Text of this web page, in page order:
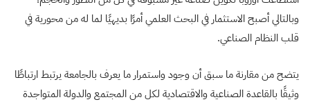
وبالتالي أصبح الاستثمار في البحث العلمي أمرًا بديهيًا لما له من محورية في
قلب النظام الصناعي.
يتضح من مقارنة ما سبق أن وجود واستمرار ما يعرف بالجامعة يرتبط ارتباطًا
وثيقًا بالقاعدة الصناعية والاقتصادية لكل من المجتمع والدولة المتواجدة